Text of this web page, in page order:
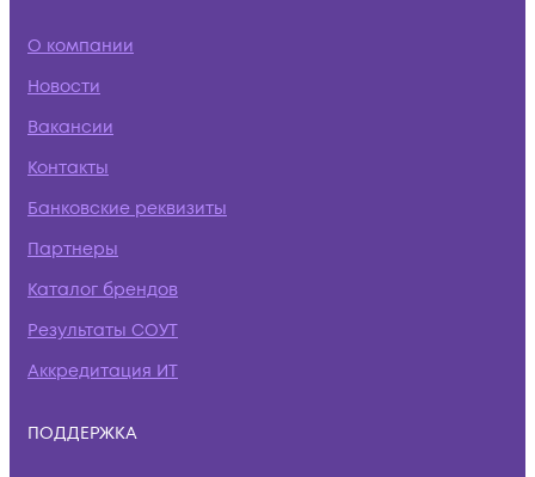
О компании
Новости
Вакансии
Контакты
Банковские реквизиты
Партнеры
Каталог брендов
Результаты СОУТ
Аккредитация ИТ
ПОДДЕРЖКА